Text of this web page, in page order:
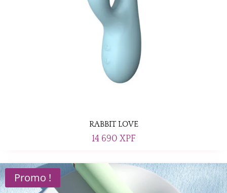
RABBIT LOVE
14 690 XPF
Promo !